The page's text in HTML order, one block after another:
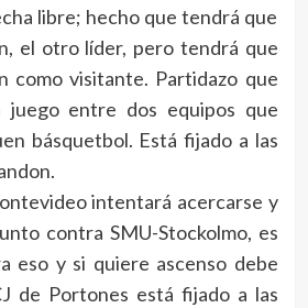
libre; hecho que tendrá que
el otro líder, pero tendrá que
como visitante. Partidazo que
juego entre dos equipos que
básquetbol. Está fijado a las
intentará acercarse y
contra SMU-Stockolmo, es
eso y si quiere ascenso debe
de Portones está fijado a las